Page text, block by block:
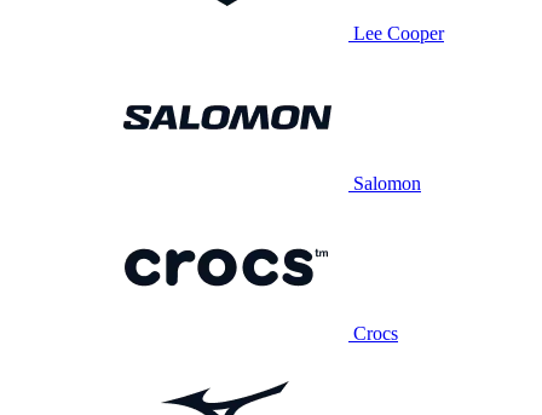
Lee Cooper
Salomon
Crocs